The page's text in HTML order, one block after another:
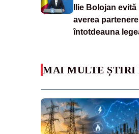
Ilie Bolojan
averea
întotdeauna
MAI MULTE ȘTIRI